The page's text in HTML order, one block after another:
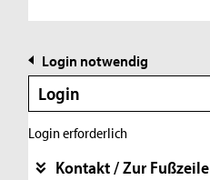
Login notwendig
Login
Login erforderlich
Kontakt / Zur Fußzeile